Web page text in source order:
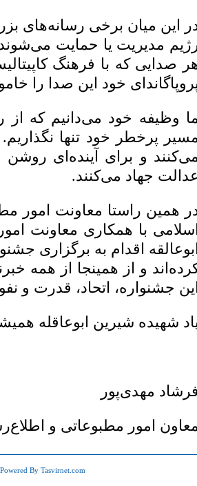
این میان برخی رسانه‌های
مدیریت یا حمایت
صدایی که با فرهنگ
خود این صدا را
ما وظیفه خود می‌دانیم که از
مسیر پرخطر خود تنها
می‌کنند و برای آینده‌ای
عدالت جهاد می‌کنند.
همین راستا معاونت امور
اسلامی با همکاری معاونت
ابوعالقه اقدام به برگزاری
و از همینجا از همه
این جشنواره، اتحاد، قدرت و
شهیده شیرین ابوعاقله
فرشاد مهدی‌پور
معاون امور مطبوعاتی و
Powered By Tasvirnet.com